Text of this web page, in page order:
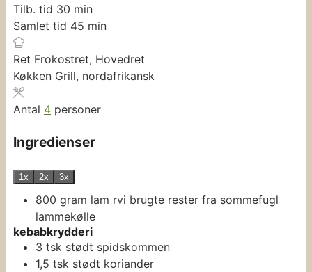
Tilb. tid 30 minutter
min
Samlet tid 45 minutter
min
Ret Frokostret, Hovedret
Køkken Grill, nordafrikansk
Antal 4 personer
Ingredienser
1x 2x 3x
800 gram lam rvi brugte rester fra sommefugl
lammekølle
kebabkrydderi
3 tsk stødt spidskommen
1,5 tsk stødt koriander